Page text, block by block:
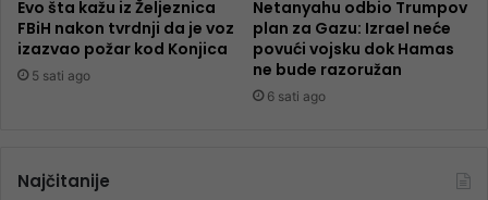
Evo šta kažu iz Željeznica
FBiH nakon tvrdnji da je voz
izazvao požar kod Konjica
5 sati ago
Netanyahu odbio Trumpov
plan za Gazu: Izrael neće
povući vojsku dok Hamas
ne bude razoružan
6 sati ago
Najčitanije